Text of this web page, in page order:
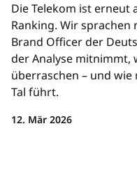
Die Telekom ist erneut
Ranking. Wir sprachen
Brand Officer der
der Analyse mitnimmt,
überraschen – und wie
Tal führt.
12. Mär 2026